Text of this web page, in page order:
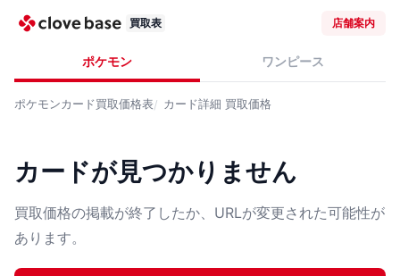
買取表 店舗案内
ポケモン ワンピース
ポケモンカード買取価格表 カード詳細 買取価格
カードが見つかりません
買取価格の掲載が終了したか、URLが変更された可能性が
あります。